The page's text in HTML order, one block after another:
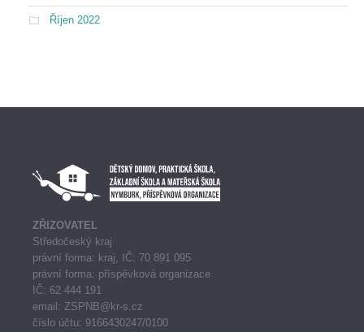
Říjen 2022
ZŘIZOVATEL
Středočeský kraj
právní forma: kraj, IČ: 70 891 095
právní forma: příspěvková organizace
IČ: 62 444 191
email: ZSPNB@kr-s.cz
číslo účtu: 9166430247/0100